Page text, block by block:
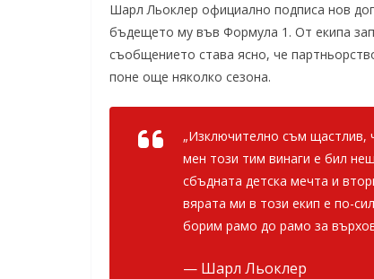
Шарл Льоклер официално подписа нов
бъдещето му във Формула 1. От екипа
съобщението става ясно, че
поне още няколко сезона.
„Изключително съм щастлив,
мен този тим винаги е бил
сбъдната детска мечта и
вярата ми в този екип е по-
борим рамо до рамо за
— Шарл Льоклер